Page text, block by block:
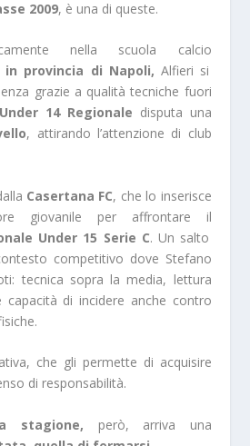
2009, è una di queste.
nella scuola calcio
in provincia di Napoli, Alfieri si
grazie a qualità tecniche fuori
Under 14 Regionale disputa una
, attirando l’attenzione di club
Casertana FC, che lo inserisce
giovanile per affrontare il
Under 15 Serie C. Un salto
competitivo dove Stefano
tecnica sopra la media, lettura
capacità di incidere anche contro
che gli permette di acquisire
di responsabilità.
stagione, però, arriva una